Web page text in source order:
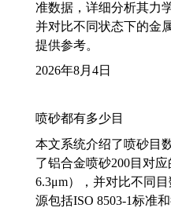
准数据，详细分析其力
并对比不同状态下的金
提供参考。
2026年8月4日
喷砂都有多少目
本文系统介绍了喷砂目
了铝合金喷砂200目对
6.3μm），并对比不同
源包括ISO 8503-1标准